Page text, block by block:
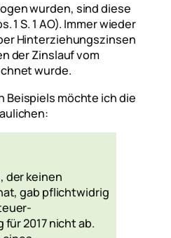
wurden, sind diese
1 S. 1 AO). Immer wieder
Hinterziehungszinsen
der Zinslauf vom
wurde.
Beispiels möchte ich die
der keinen
gab pflichtwidrig
2017 nicht ab.